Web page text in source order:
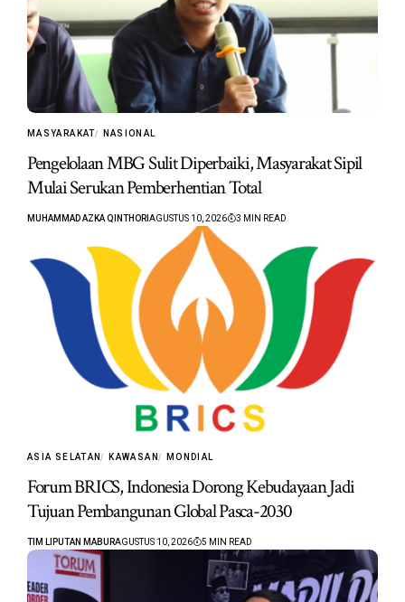
MASYARAKAT NASIONAL
Pengelolaan MBG Sulit Diperbaiki, Masyarakat Sipil
Mulai Serukan Pemberhentian Total
MUHAMMAD AZKA QINTHORI AGUSTUS 10, 2026 3 MIN READ
ASIA SELATAN KAWASAN MONDIAL
Forum BRICS, Indonesia Dorong Kebudayaan Jadi
Tujuan Pembangunan Global Pasca-2030
TIM LIPUTAN MABURAGUSTUS 10, 2026 5 MIN READ